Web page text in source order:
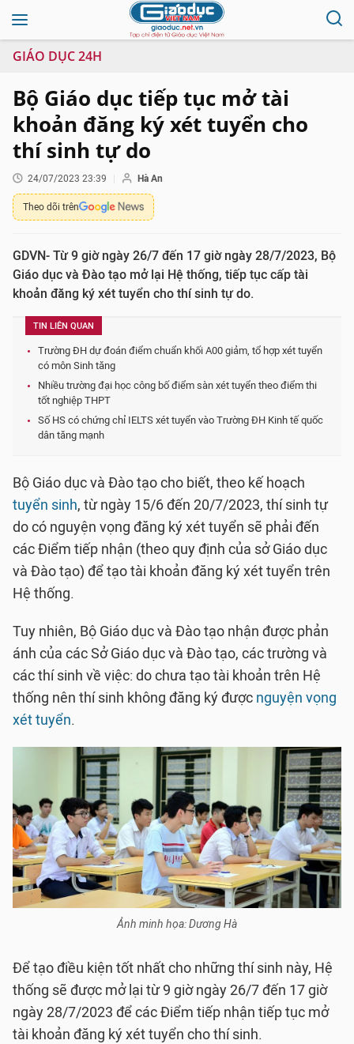
GIÁO DỤC 24H
Bộ Giáo dục tiếp tục mở tài
khoản đăng ký xét tuyển cho
thí sinh tự do
24/07/2023 23:39 Hà An
Theo dõi trên
GDVN- Từ 9 giờ ngày 26/7 đến 17 giờ ngày 28/7/2023, Bộ
Giáo dục và Đào tạo mở lại Hệ thống, tiếp tục cấp tài
khoản đăng ký xét tuyển cho thí sinh tự do.
TIN LIÊN QUAN
Trường ĐH dự đoán điểm chuẩn khối A00 giảm, tổ hợp xét tuyển
có môn Sinh tăng
Nhiều trường đại học công bố điểm sàn xét tuyển theo điểm thi
tốt nghiệp THPT
Số HS có chứng chỉ IELTS xét tuyển vào Trường ĐH Kinh tế quốc
dân tăng mạnh
Bộ Giáo dục và Đào tạo cho biết, theo kế hoạch
tuyển sinh, từ ngày 15/6 đến 20/7/2023, thí sinh tự
do có nguyện vọng đăng ký xét tuyển sẽ phải đến
các Điểm tiếp nhận (theo quy định của sở Giáo dục
và Đào tạo) để tạo tài khoản đăng ký xét tuyển trên
Hệ thống.
Tuy nhiên, Bộ Giáo dục và Đào tạo nhận được phản
ánh của các Sở Giáo dục và Đào tạo, các trường và
các thí sinh về việc: do chưa tạo tài khoản trên Hệ
thống nên thí sinh không đăng ký được nguyện vọng
xét tuyển.
Ảnh minh họa: Dương Hà
Để tạo điều kiện tốt nhất cho những thí sinh này, Hệ
thống sẽ được mở lại từ 9 giờ ngày 26/7 đến 17 giờ
ngày 28/7/2023 để các Điểm tiếp nhận tiếp tục mở
tài khoản đăng ký xét tuyển cho thí sinh.